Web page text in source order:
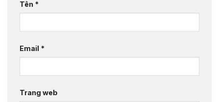
Tên *
Email *
Trang web